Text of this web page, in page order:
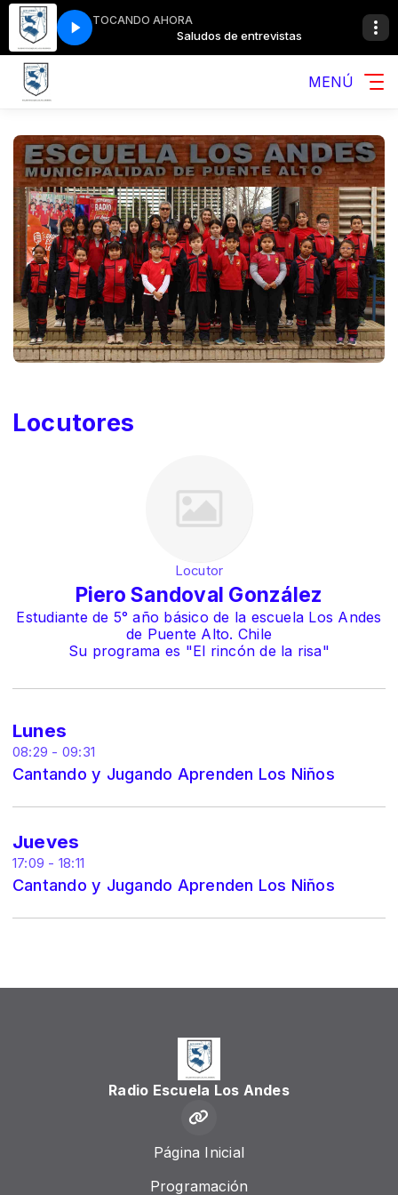
TOCANDO AHORA
Saludos de entrevistas
MENÚ
Locutores
Locutor
Piero Sandoval González
Estudiante de 5° año básico de la escuela Los Andes
de Puente Alto. Chile
Su programa es "El rincón de la risa"
Lunes
08:29 - 09:31
Cantando y Jugando Aprenden Los Niños
Jueves
17:09 - 18:11
Cantando y Jugando Aprenden Los Niños
Radio Escuela Los Andes
Página Inicial
Programación